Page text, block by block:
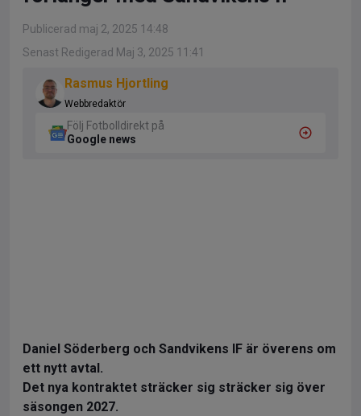
Publicerad maj 2, 2025 14:48
Senast Redigerad Maj 3, 2025 11:41
Rasmus Hjortling
Webbredaktör
Följ Fotbolldirekt på
Google news
Daniel Söderberg och Sandvikens IF är överens om
ett nytt avtal.
Det nya kontraktet sträcker sig sträcker sig över
säsongen 2027.